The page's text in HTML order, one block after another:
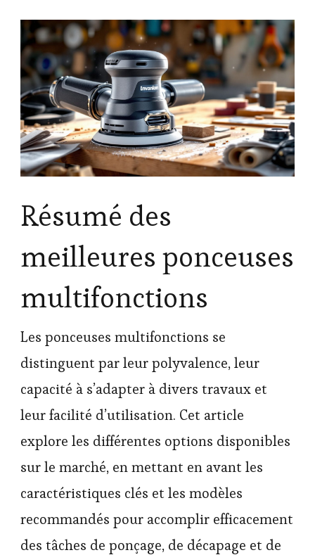
Résumé des
meilleures ponceuses
multifonctions
Les ponceuses multifonctions se
distinguent par leur polyvalence, leur
capacité à s’adapter à divers travaux et
leur facilité d’utilisation. Cet article
explore les différentes options disponibles
sur le marché, en mettant en avant les
caractéristiques clés et les modèles
recommandés pour accomplir efficacement
des tâches de ponçage, de décapage et de